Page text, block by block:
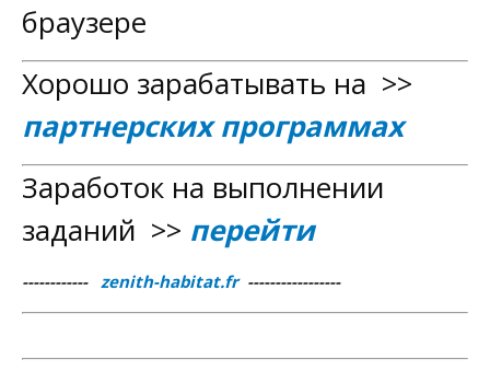
браузере
Хорошо зарабатывать на >>
партнерских программах
Заработок на выполнении
заданий >> перейти
------------ zenith-habitat.fr-----------------